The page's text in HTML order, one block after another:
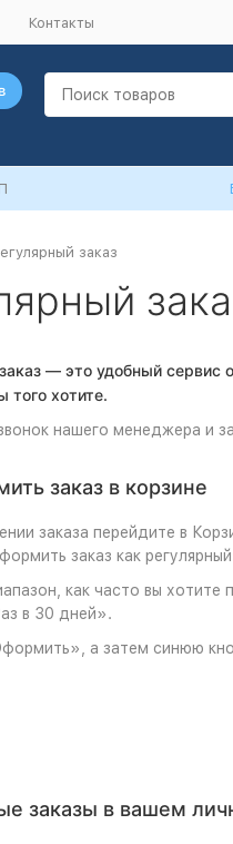
Контакты
заказ
— это удобный сервис
того хотите.
нашего менеджера и
заказ в корзине
заказа перейдите в
заказ как
как часто вы хотите
в 30 дней».
а затем синюю
заказы в вашем